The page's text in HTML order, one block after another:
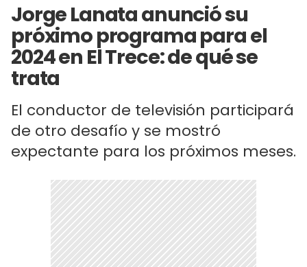
Jorge Lanata anunció su
próximo programa para el
2024 en El Trece: de qué se
trata
El conductor de televisión participará
de otro desafío y se mostró
expectante para los próximos meses.